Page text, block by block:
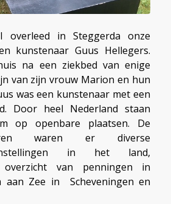
in Steggerda onze
kunstenaar Guus Hellegers.
na een ziekbed van enige
van zijn vrouw Marion en hun
was een kunstenaar met een
Door heel Nederland staan
op openbare plaatsen. De
waren er diverse
in het land,
van penningen in
aan Zee in Scheveningen en